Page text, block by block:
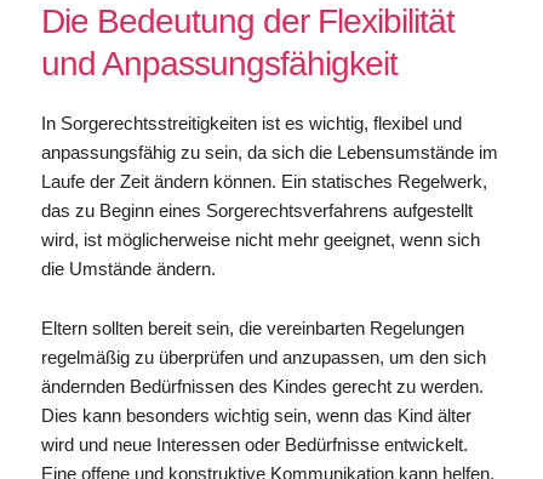
Die Bedeutung der Flexibilität
und Anpassungsfähigkeit
In Sorgerechtsstreitigkeiten ist es wichtig, flexibel und
anpassungsfähig zu sein, da sich die Lebensumstände im
Laufe der Zeit ändern können. Ein statisches Regelwerk,
das zu Beginn eines Sorgerechtsverfahrens aufgestellt
wird, ist möglicherweise nicht mehr geeignet, wenn sich
die Umstände ändern.
Eltern sollten bereit sein, die vereinbarten Regelungen
regelmäßig zu überprüfen und anzupassen, um den sich
ändernden Bedürfnissen des Kindes gerecht zu werden.
Dies kann besonders wichtig sein, wenn das Kind älter
wird und neue Interessen oder Bedürfnisse entwickelt.
Eine offene und konstruktive Kommunikation kann helfen,